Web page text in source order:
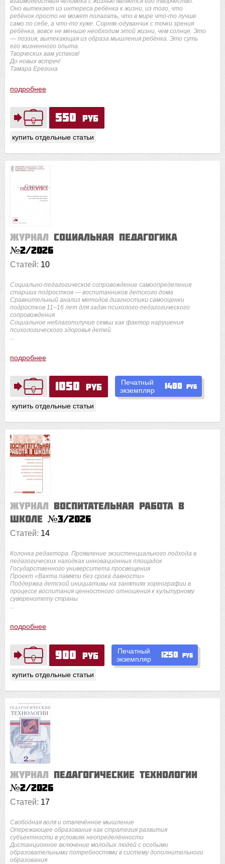
550 руб
купить отдельные статьи
Оно вытекает из интереса ребёнка к жизни, из того, что
ребёнок просто не может полагать, что в мире что-то лучше
само по себе, а что-то хуже. Сорняк-одуванчик с точки зрения
ребёнка, вовсе не меньше необходим этой жизни, чем солнце. Это
— поэзия, вытекающая из образа мышления ребёнка. Это суть
его жизненного опыта.
Творческих вам успехов!
До новых встреч!
Тамара Ерегина
подробнее
1050 руб
купить отдельные статьи
Печатный
экземпляр
1400 руб
Журнал Социальная педагогика
№2/2026
Статей: 10
Социально-педагогическое сопровождение самоопределения
старших подростков — воспитанников детского дома
Сравнительный анализ методов диагностики самооценки
подростков 11–16 лет для задач психолого-педагогического
сопровождения
Социальное неблагополучие семьи как фактор нарушения
психологического здоровья детей
подробнее
900 руб
купить отдельные статьи
Печатный
экземпляр
1250 руб
Журнал Воспитательная работа в
школе №3/2026
Статей: 14
Колонка редактора. Проявление экзистенциального подхода в
педагогических находках инновационных площадок
Государственного университета просвещения
Проект «Вахта памяти без срока давности»
Поддержка детской инициативы на занятиях хореографии в
процессе воспитания ценностного отношения к культурному
суверенитету страны
подробнее
Журнал Педагогические технологии
№2/2026
Статей: 17
Свободная воля и отвлечённое мышление
Опережающее образование как стратегия развития
субъектности в условиях неопределённости
Дистанционное включение молодых людей с особыми
образовательными потребностями в систему дополнительного
образования